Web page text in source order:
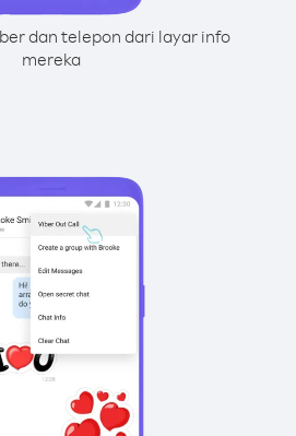
dan telepon dari layar info
mereka